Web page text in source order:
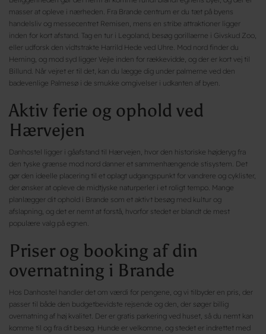
masser at opleve i nærheden. Fra Brande centrum er du tæt på byens
handelsliv og messecentret Remisen, mens en stribe attraktioner ligger
inden for kort afstand. Tag en tur i Legoland, besøg gorillaerne i Givskud Zoo,
eller udforsk den vidtstrakte Harrild Hede ved Uhre. Mod nord finder du
Herning, og mod syd ligger Vejle inden for rækkevidde, og der er kort vej til
Billund. Når vejret er til det, kan du lægge dig under palmerne ved den
badevenlige Palmesø i de smukke omgivelser i udkanten af byen.
Aktiv ferie og ophold ved
Hærvejen
Danhostel ligger i gåafstand til Hærvejen, hvor den historiske højderyg fra
den tyske grænse mod nord danner et sammenhængende stisystem. Det
gør den ideelle placering til et oplagt udgangspunkt for vandrere og cyklister,
der ønsker at opleve de midtjyske naturperler i et roligt tempo. Mange
planlægger dit ophold i Brande som et aktivt besøg med kultur og
afslapning, og det er nemt at forstå, hvorfor stedet er blandt de mest
populære valg på egnen.
Priser og booking af din
overnatning i Brande
Hos Danhostel handler det om værdi for pengene, og vi tilbyder en pris, der
passer til både den budgetbevidste rejsende og den, der søger billig
overnatning af høj kvalitet. Der er gratis parkering ved huset, så du nemt kan
komme til og fra dit besøg. Hunde er velkomne, og stedet er indrettet med